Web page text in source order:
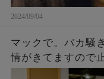
2024/09/04
マックで。バカ騒
情がきてますので
様？」「アンタの